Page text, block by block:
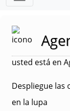
usted está en
Despliegue las
en la lupa